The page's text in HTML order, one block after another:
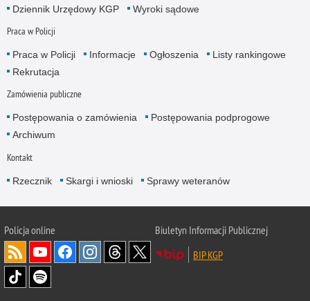
Dziennik Urzędowy KGP Wyroki sądowe
Praca w Policji
Praca w Policji Informacje Ogłoszenia
Listy rankingowe
Rekrutacja
Zamówienia publiczne
Postępowania o zamówienia
Postępowania podprogowe
Archiwum
Kontakt
Rzecznik Skargi i wnioski Sprawy weteranów
Policjaonline
Biuletyn Informacji Publicznej
BIP KGP